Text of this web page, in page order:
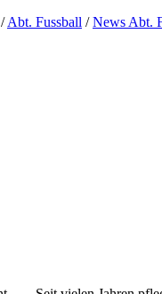
/Abt. Fussball /News Abt.